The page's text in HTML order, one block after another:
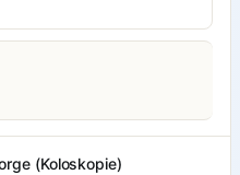
(Koloskopie)